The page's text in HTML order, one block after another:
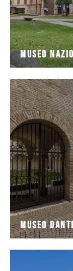
Museo
Museo
Museo
Situato a
Museo
mediante
soprattutto
viaggio nella